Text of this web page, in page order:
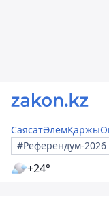
СаясатӘлемҚаржы
#Референдум-2026
+24°